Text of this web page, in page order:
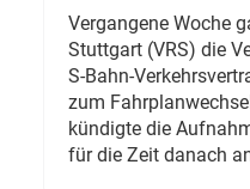
Vergangene Woche
Stuttgart (VRS) die
S-Bahn-
zum
kündigte die
für die Zeit danach